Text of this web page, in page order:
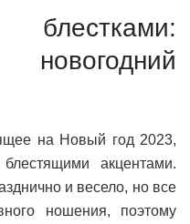
на Новый год 2023,
акцентами.
и весело, но все
ношения, поэтому